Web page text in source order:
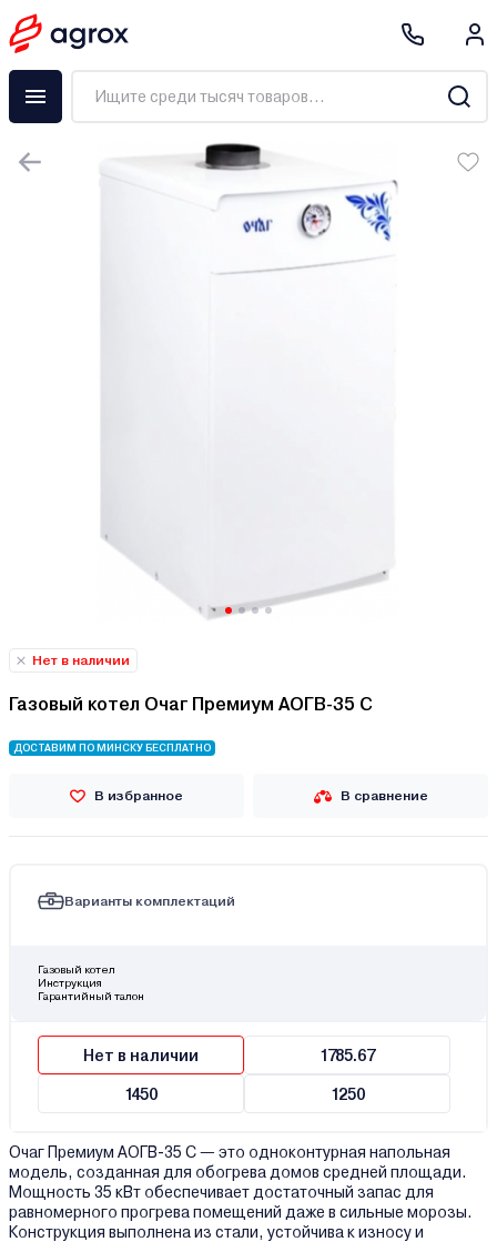
Нет в наличии
Газовый котел Очаг Премиум АОГВ-35 С
ДОСТАВИМ ПО МИНСКУ БЕСПЛАТНО
В избранное В сравнение
Варианты комплектаций
Газовый котел
Инструкция
Гарантийный талон
Нет в наличии 1785.67
1450 1250
Очаг Премиум АОГВ-35 С — это одноконтурная напольная
модель, созданная для обогрева домов средней площади.
Мощность 35 кВт обеспечивает достаточный запас для
равномерного прогрева помещений даже в сильные морозы.
Конструкция выполнена из стали, устойчива к износу и